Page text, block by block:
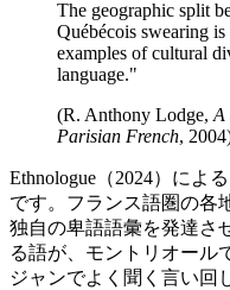
The geographic split
Québécois swearing
examples of cultural
language."
(R. Anthony Lodge,A
Parisian French,
Ethnologue（2024）によ
です。フランス語圏の各
独自の卑語語彙を発達さ
る語が、モントリオール
ジャンでよく聞く言い回